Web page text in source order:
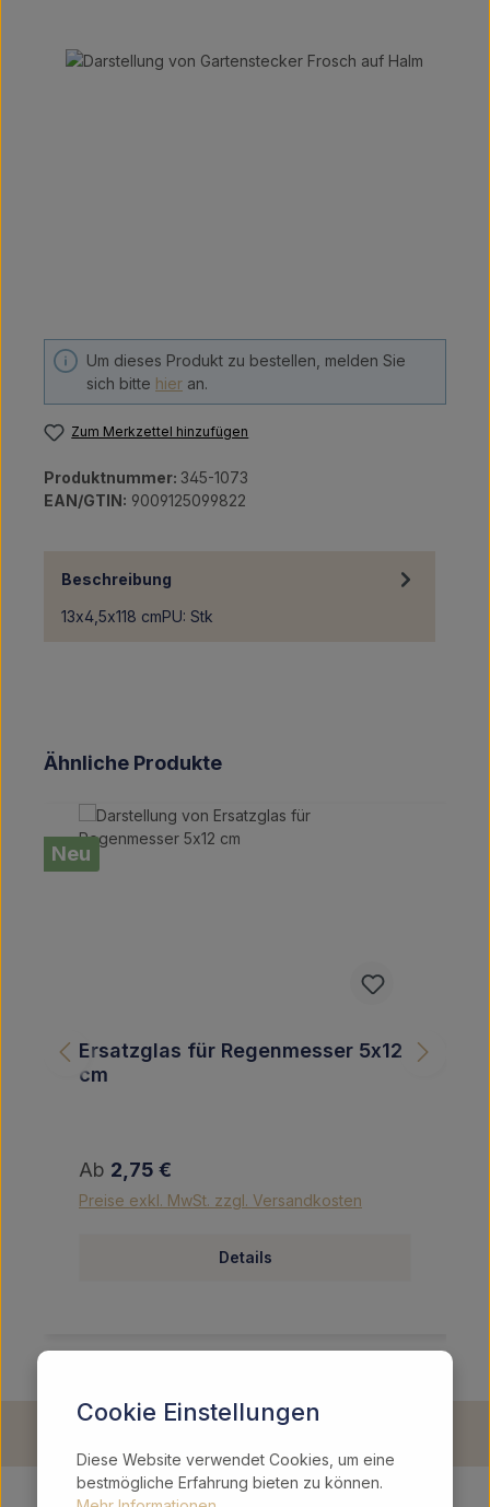
Bildergalerie überspringen
Um dieses Produkt zu bestellen, melden Sie
sich bitte hier an.
Zum Merkzettel hinzufügen
Produktnummer: 345-1073
EAN/GTIN: 9009125099822
Beschreibung
13x4,5x118 cmPU: Stk
Produktgalerie überspringen
Ähnliche Produkte
Neu
Ersatzglas für Regenmesser 5x12
cm
Regulärer Preis:
Ab 2,75 €
Preise exkl. MwSt. zzgl. Versandkosten
Details
Cookie Einstellungen
Diese Website verwendet Cookies, um eine
bestmögliche Erfahrung bieten zu können.